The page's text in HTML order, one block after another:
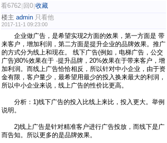
看6762 回0 收藏
楼主 admin 只看他
2017-11-1 09:23:00
企业做广告，是希望实现2方面的效果，第一方面是 带
来客户，增加利润，第二方面是提升企业的品牌效果。推广
的方式分为线上和现在。 线下广告(例如，电梯广告，公交
广告)80%效果在于 ·提升品牌，20%效果在于带来客户，增
加利润。而线上广告恰恰相反，所以针对中小企业，由于资
金有限，客户量少，最希望用最少的投入换来最大的利润，
所以中小企业来说，线上广告的性价比更高。
分析：1)线下广告的投入比线上来比，投入更大。举例
说明。
2)线上广告是针对精准客户进行广告投放，而线下是广
而告知。所以更多的是品牌效果。